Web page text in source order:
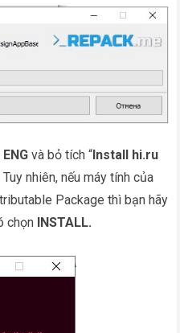
ENG và bỏ tích “Install hi.ru
nhiên, nếu máy tính của
Package thì bạn hãy
chọn INSTALL.